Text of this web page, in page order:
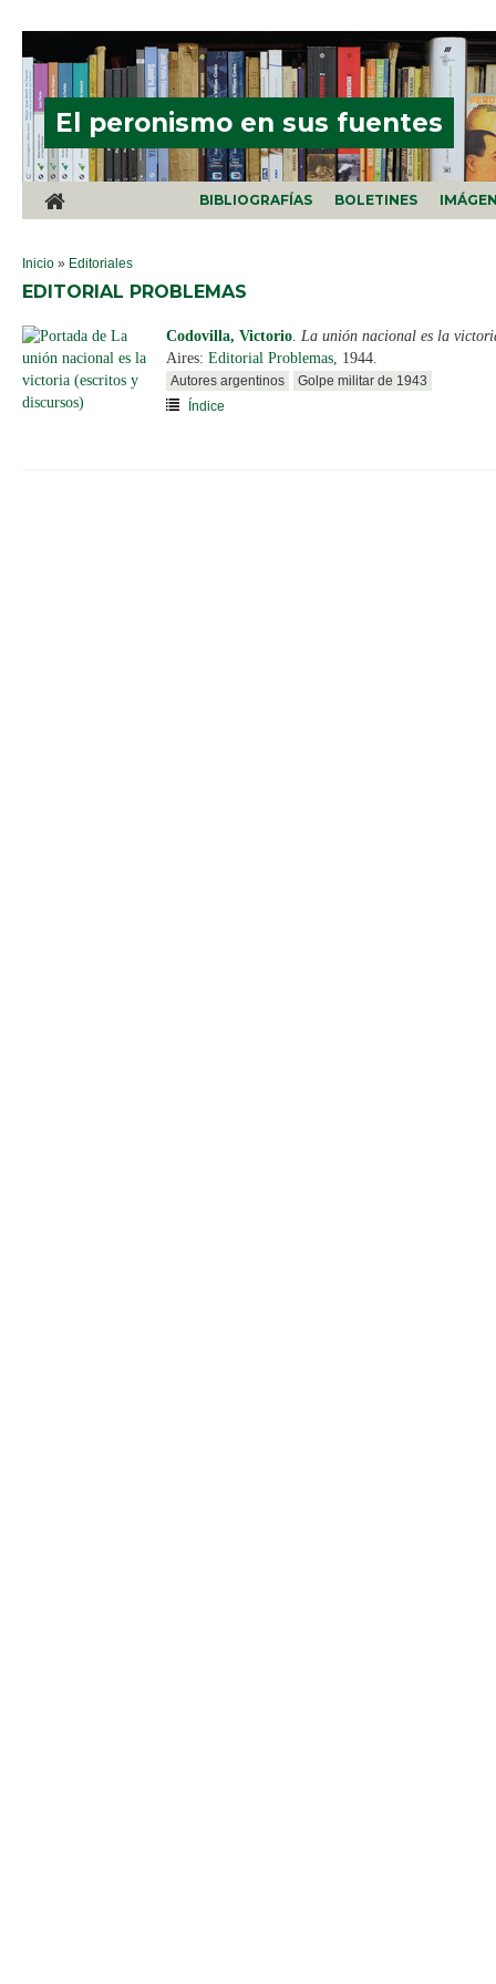
El peronismo en sus fuentes
BIBLIOGRAFÍAS BOLETINES
SE ENCUENTRA USTED AQUÍ
Inicio » Editoriales
EDITORIAL PROBLEMAS
Codovilla, Victorio. La unión nacional es la
Aires: Editorial Problemas, 1944.
Autores argentinos
Golpe militar de 1943
Índice